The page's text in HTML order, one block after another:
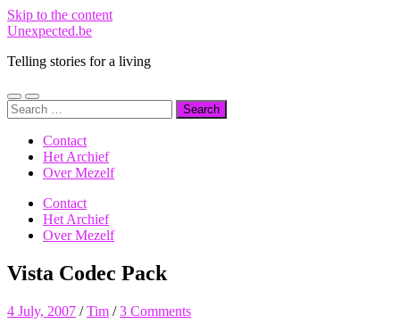
Skip to the content
Unexpected.be
Telling stories for a living
Toggle
mobile
Toggle
search
Search
for:
Contact
Het Archief
Over Mezelf
Contact
Het Archief
Over Mezelf
Vista Codec Pack
4 July, 2007 /Tim /3 Comments